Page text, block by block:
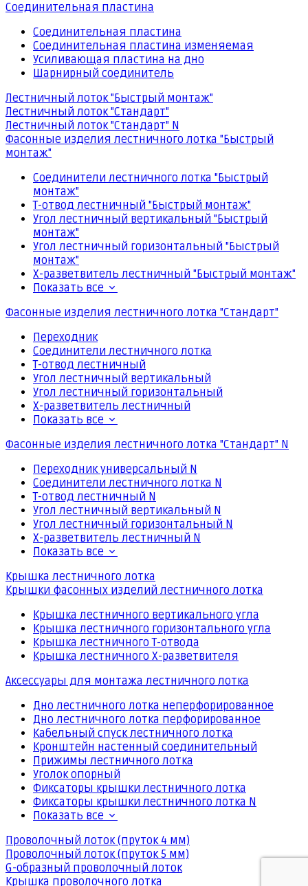
Соединительная пластина
Соединительная пластина
Соединительная пластина изменяемая
Усиливающая пластина на дно
Шарнирный соединитель
Лестничный лоток "Быстрый монтаж"
Лестничный лоток "Стандарт"
Лестничный лоток "Стандарт" N
Фасонные изделия лестничного лотка "Быстрый
монтаж"
Соединители лестничного лотка "Быстрый
монтаж"
Т-отвод лестничный "Быстрый монтаж"
Угол лестничный вертикальный "Быстрый
монтаж"
Угол лестничный горизонтальный "Быстрый
монтаж"
Х-разветвитель лестничный "Быстрый монтаж"
Показать все
Фасонные изделия лестничного лотка "Стандарт"
Переходник
Соединители лестничного лотка
Т-отвод лестничный
Угол лестничный вертикальный
Угол лестничный горизонтальный
Х-разветвитель лестничный
Показать все
Фасонные изделия лестничного лотка "Стандарт" N
Переходник универсальный N
Соединители лестничного лотка N
Т-отвод лестничный N
Угол лестничный вертикальный N
Угол лестничный горизонтальный N
Х-разветвитель лестничный N
Показать все
Крышка лестничного лотка
Крышки фасонных изделий лестничного лотка
Крышка лестничного вертикального угла
Крышка лестничного горизонтального угла
Крышка лестничного Т-отвода
Крышка лестничного Х-разветвителя
Аксессуары для монтажа лестничного лотка
Дно лестничного лотка неперфорированное
Дно лестничного лотка перфорированное
Кабельный спуск лестничного лотка
Кронштейн настенный соединительный
Прижимы лестничного лотка
Уголок опорный
Фиксаторы крышки лестничного лотка
Фиксаторы крышки лестничного лотка N
Показать все
Проволочный лоток (пруток 4 мм)
Проволочный лоток (пруток 5 мм)
G-образный проволочный лоток
Крышка проволочного лотка